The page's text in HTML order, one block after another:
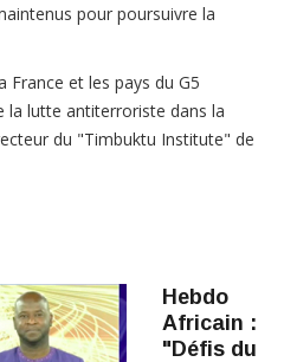
pour poursuivre la
et les pays du G5
la lutte antiterroriste dans la
du "Timbuktu Institute" de
Hebdo
Africain :
"Défis du